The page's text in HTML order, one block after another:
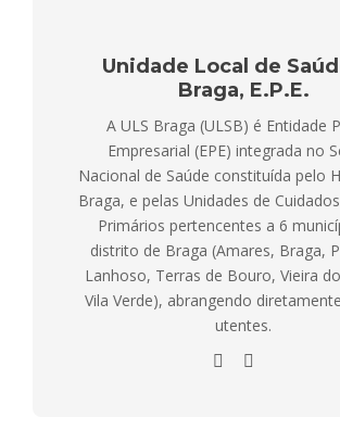
Unidade Local de
Braga, E.P.E.
A ULS Braga (ULSB) é Entidade
Empresarial (EPE) integrada no
Nacional de Saúde constituída pelo
Braga, e pelas Unidades de
Primários pertencentes a 6
distrito de Braga (Amares, Braga,
Lanhoso, Terras de Bouro, Vieira
Vila Verde), abrangendo
utentes.